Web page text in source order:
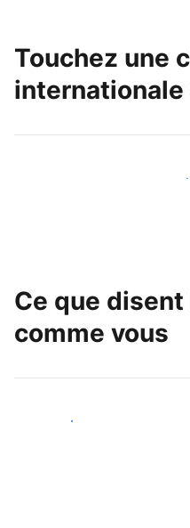
Touchez une
internationale
Touchez une nouvelle
Ce que
comme vous
Devenir hôte